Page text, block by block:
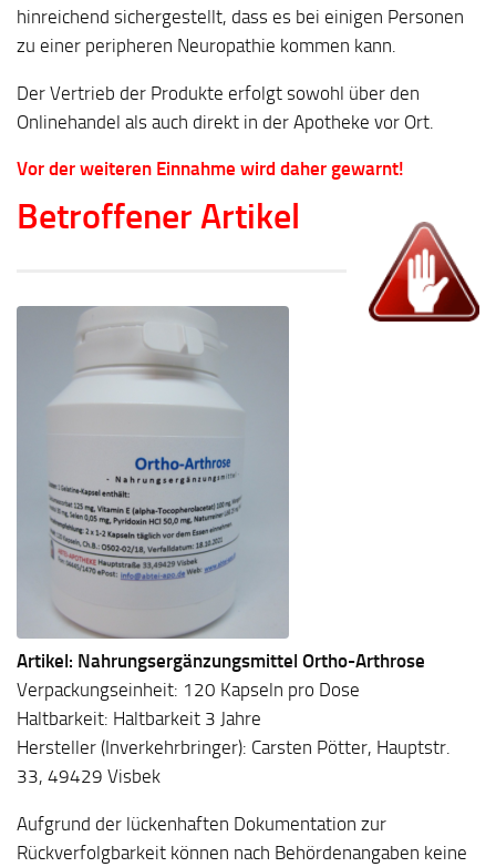
hinreichend sichergestellt, dass es bei einigen Personen
zu einer peripheren Neuropathie kommen kann.
Der Vertrieb der Produkte erfolgt sowohl über den
Onlinehandel als auch direkt in der Apotheke vor Ort.
Vor der weiteren Einnahme wird daher gewarnt!
Betroffener Artikel
Artikel: Nahrungsergänzungsmittel Ortho-Arthrose
Verpackungseinheit: 120 Kapseln pro Dose
Haltbarkeit: Haltbarkeit 3 Jahre
Hersteller (Inverkehrbringer): Carsten Pötter, Hauptstr.
33, 49429 Visbek
Aufgrund der lückenhaften Dokumentation zur
Rückverfolgbarkeit können nach Behördenangaben keine